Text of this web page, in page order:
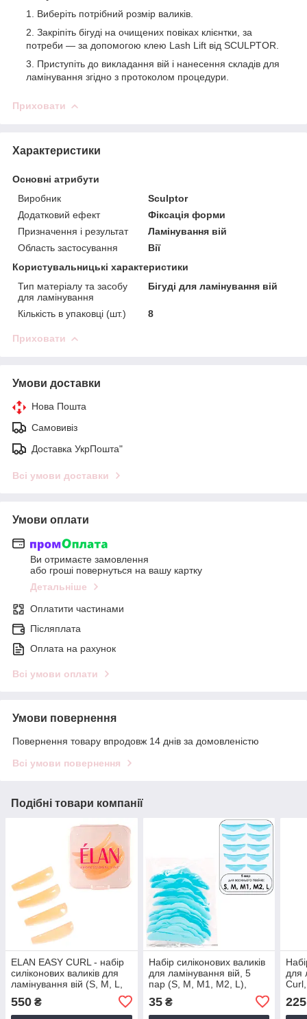
Виберіть потрібний розмір валиків.
Закріпіть бігуді на очищених повіках клієнтки, за
потреби — за допомогою клею Lash Lift від SCULPTOR.
Приступіть до викладання вій і нанесення складів для
ламінування згідно з протоколом процедури.
Приховати
Характеристики
Основні атрибути
Виробник
Sculptor
Додатковий ефект
Фіксація форми
Призначення і результат
Ламінування вій
Область застосування
Вії
Користувальницькі характеристики
Тип матеріалу та засобу
для ламінування
Бігуді для ламінування вій
Кількість в упаковці (шт.) 8
Приховати
Умови доставки
Нова Пошта
Самовивіз
Доставка УкрПошта"
Всі умови доставки
Умови оплати
Ви отримаєте замовлення
або гроші повернуться на вашу картку
Детальніше
Оплатити частинами
Післяплата
Оплата на рахунок
Всі умови оплати
Умови повернення
Повернення товару впродовж 14 днів за домовленістю
Всі умови повернення
Подібні товари компанії
ELAN EASY CURL - набір
силіконових валиків для
ламінування вій (S, M, L,
550 ₴
Набір силіконових валиків
для ламінування вій, 5
пар (S, M, M1, M2, L),
35₴
для
225